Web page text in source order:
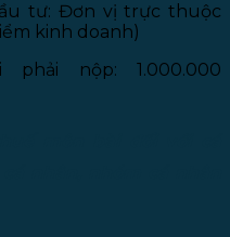
tư: Đơn vị trực thuộc
kinh doanh)
nộp: 1.000.000